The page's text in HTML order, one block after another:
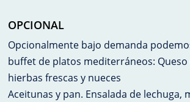
OPCIONAL
Opcionalmente bajo demanda
buffet de platos mediterráneos:
hierbas frescas y nueces
Aceitunas y pan. Ensalada de lechuga,